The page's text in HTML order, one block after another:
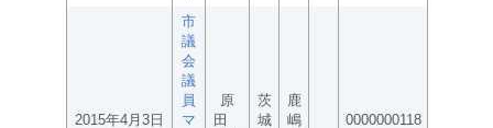
2015年4月3日
市
議
会
議
員
マ
原
田
茨
城
鹿
嶋
0000000118